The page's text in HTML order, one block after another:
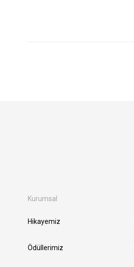
Kurumsal
Hikayemiz
Ödüllerimiz